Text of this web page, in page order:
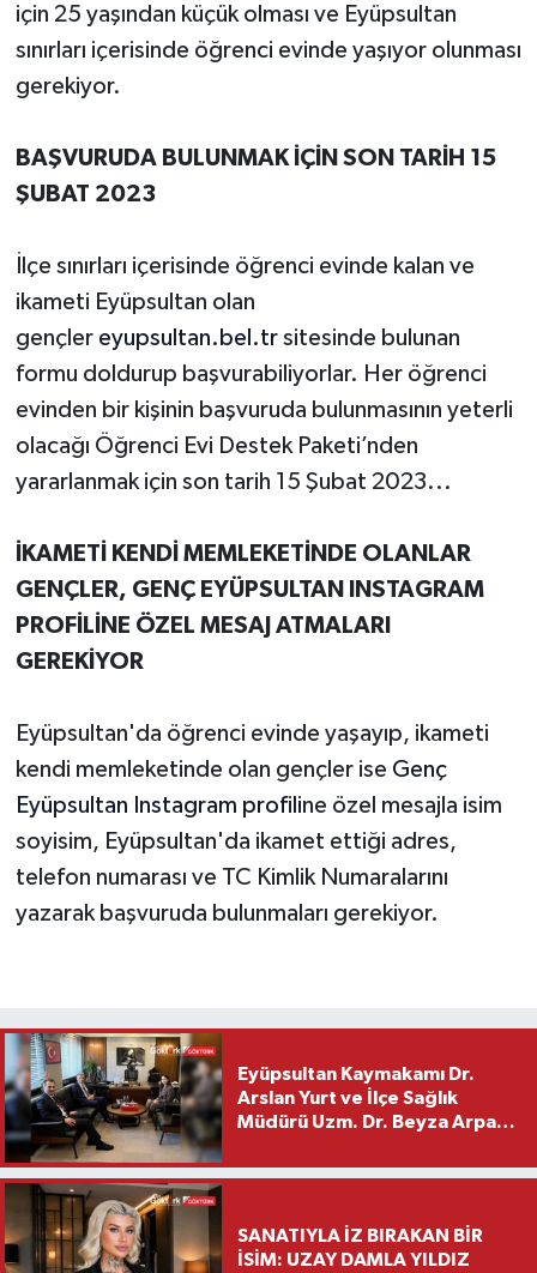
için 25 yaşından küçük olması ve Eyüpsultan
sınırları içerisinde öğrenci evinde yaşıyor olunması
gerekiyor.
BAŞVURUDA BULUNMAK İÇİN SON TARİH 15
ŞUBAT 2023
İlçe sınırları içerisinde öğrenci evinde kalan ve
ikameti Eyüpsultan olan
gençler eyupsultan.bel.trsitesinde bulunan
formu doldurup başvurabiliyorlar. Her öğrenci
evinden bir kişinin başvuruda bulunmasının yeterli
olacağı Öğrenci Evi Destek Paketi’nden
yararlanmak için son tarih 15 Şubat 2023...
İKAMETİ KENDİ MEMLEKETİNDE OLANLAR
GENÇLER, GENÇ EYÜPSULTAN INSTAGRAM
PROFİLİNE ÖZEL MESAJ ATMALARI
GEREKİYOR
Eyüpsultan'da öğrenci evinde yaşayıp, ikameti
kendi memleketinde olan gençler ise Genç
Eyüpsultan Instagram profiline özel mesajla isim
soyisim, Eyüpsultan'da ikamet ettiği adres,
telefon numarası ve TC Kimlik Numaralarını
yazarak başvuruda bulunmaları gerekiyor.
Eyüpsultan Kaymakamı Dr.
Arslan Yurt ve İlçe Sağlık
Müdürü Uzm. Dr. Beyza Arpacı
Ziyareti
SANATIYLA İZ BIRAKAN BİR
İSİM: UZAY DAMLA YILDIZ